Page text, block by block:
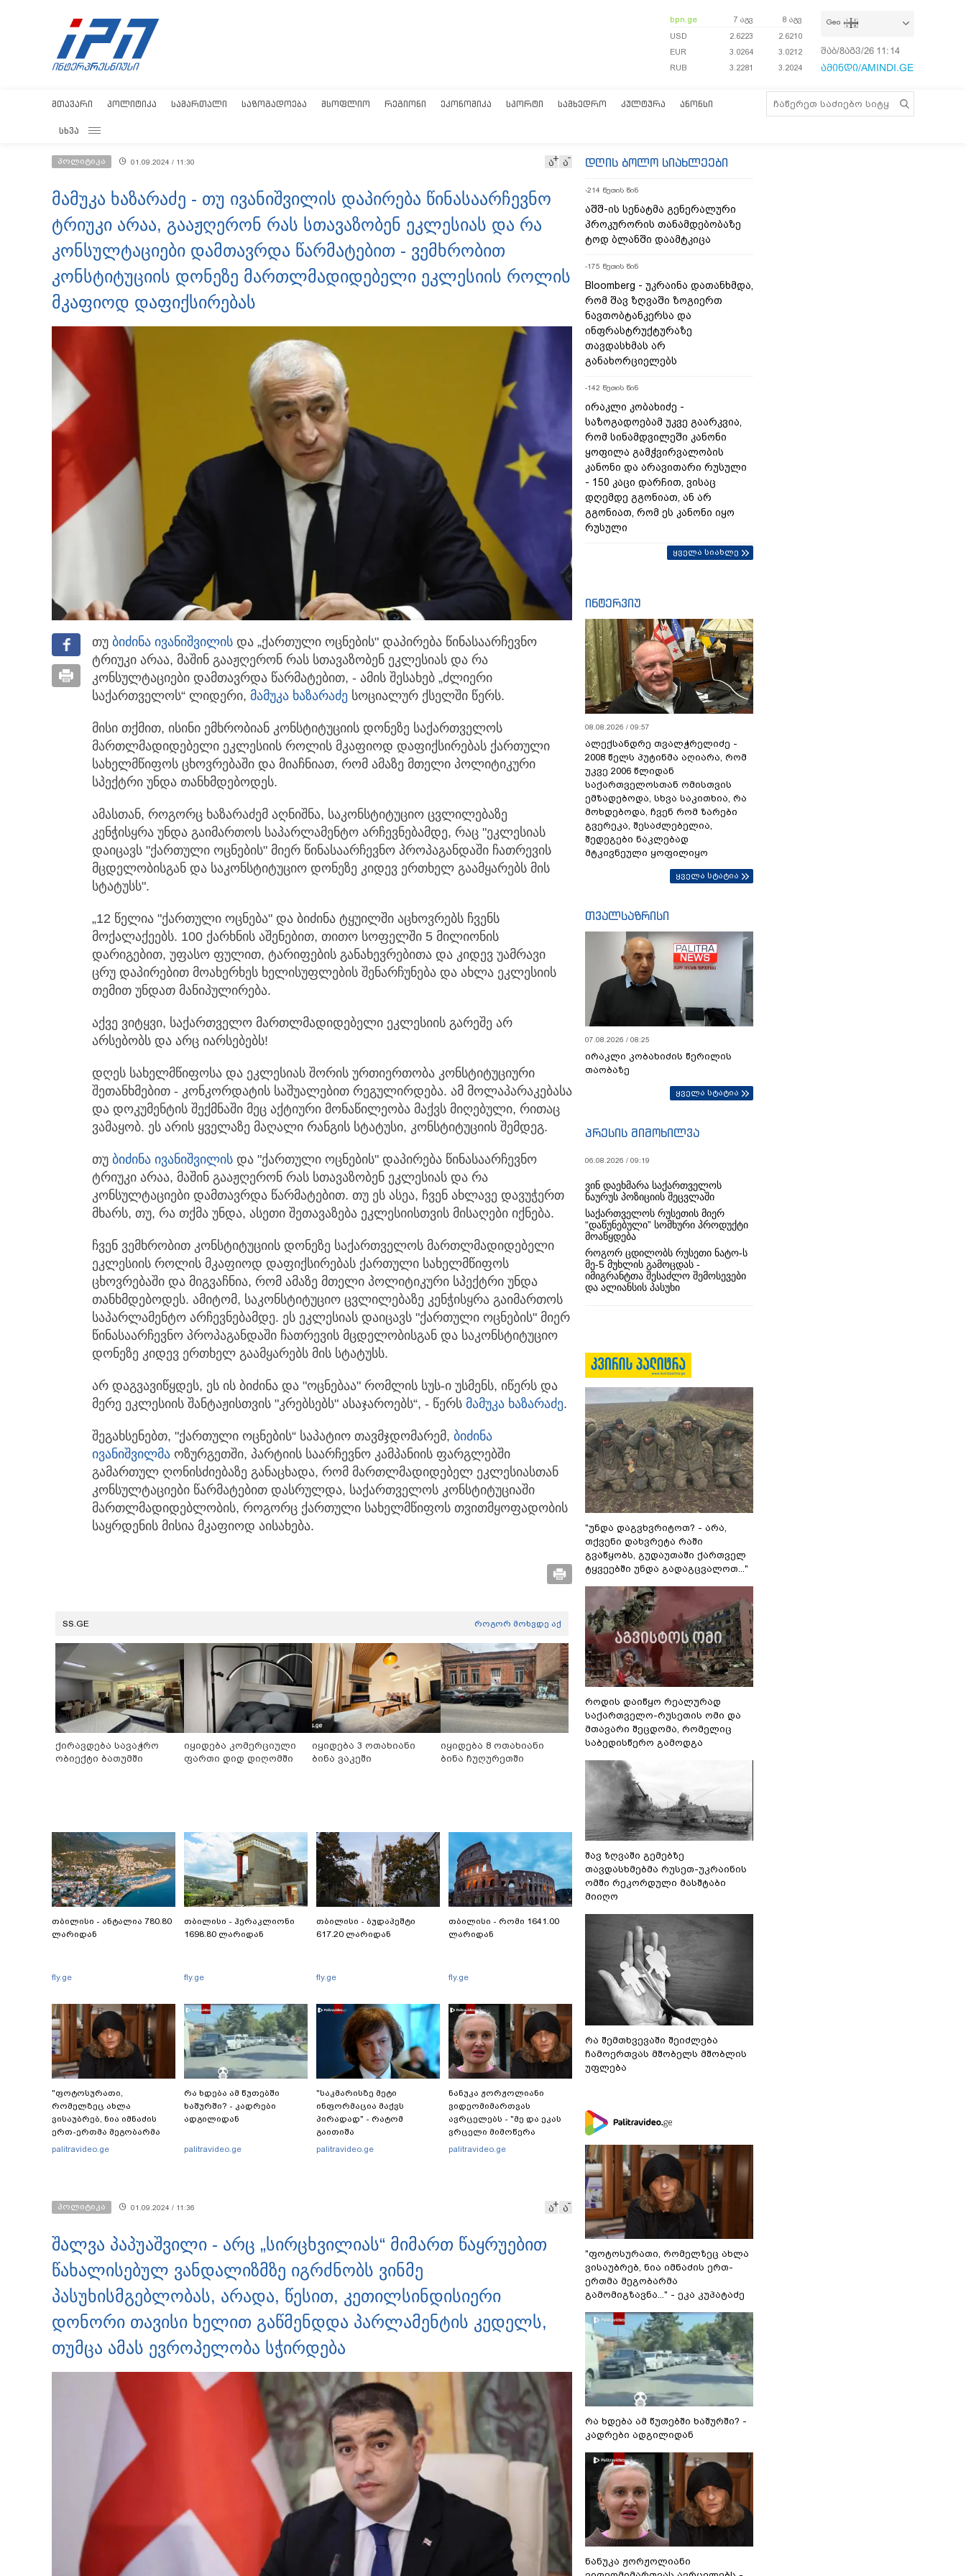
bpn.ge 7 აგვ
8 აგვ
USD
2.6223
2.6210
EUR
3.0264
3.0212
RUB
3.2281 3.2024
Geo
შაბ/8აგვ/26 11:14:30
ამინდი/AMINDI.GE
ᲛᲗᲐᲕᲐᲠᲘ ᲞᲝᲚᲘᲢᲘᲙᲐ ᲡᲐᲛᲐᲠᲗᲐᲚᲘ ᲡᲐᲖᲝᲒᲐᲓᲝᲔᲑᲐ ᲛᲡᲝᲤᲚᲘᲝ ᲠᲔᲒᲘᲝᲜᲘ ᲔᲙᲝᲜᲝᲛᲘᲙᲐ ᲡᲞᲝᲠᲢᲘ ᲡᲐᲛᲮᲔᲓᲠᲝ ᲙᲣᲚᲢᲣᲠᲐ ᲐᲜᲝᲜᲡᲘ
ᲡᲮᲕᲐ
პოლიტიკა 01.09.2024 / 11:30 ა ა
მამუკა ხაზარაძე - თუ ივანიშვილის დაპირება წინასაარჩევნო
ტრიუკი არაა, გააჟღერონ რას სთავაზობენ ეკლესიას და რა
კონსულტაციები დამთავრდა წარმატებით - ვემხრობით
კონსტიტუციის დონეზე მართლმადიდებელი ეკლესიის როლის
მკაფიოდ დაფიქსირებას
თუ ბიძინა ივანიშვილის და „ქართული ოცნების" დაპირება წინასაარჩევნო
ტრიუკი არაა, მაშინ გააჟღერონ რას სთავაზობენ ეკლესიას და რა
კონსულტაციები დამთავრდა წარმატებით, - ამის შესახებ „ძლიერი
საქართველოს“ ლიდერი, მამუკა ხაზარაძე სოციალურ ქსელში წერს.
მისი თქმით, ისინი ემხრობიან კონსტიტუციის დონეზე საქართველოს
მართლმადიდებელი ეკლესიის როლის მკაფიოდ დაფიქსირებას ქართული
სახელმწიფოს ცხოვრებაში და მიაჩნიათ, რომ ამაზე მთელი პოლიტიკური
სპექტრი უნდა თანხმდებოდეს.
ამასთან, როგორც ხაზარაძემ აღნიშნა, საკონსტიტუციო ცვლილებაზე
კენჭისყრა უნდა გაიმართოს საპარლამენტო არჩევნებამდე, რაც "ეკლესიას
დაიცავს "ქართული ოცნების" მიერ წინასაარჩევნო პროპაგანდაში ჩათრევის
მცდელობისგან და საკონსტიტუციო დონეზე კიდევ ერთხელ გაამყარებს მის
სტატუსს".
„12 წელია "ქართული ოცნება" და ბიძინა ტყუილში აცხოვრებს ჩვენს
მოქალაქეებს. 100 ქარხნის აშენებით, თითო სოფელში 5 მილიონის
დარიგებით, უფასო ფულით, ტარიფების განახევრებითა და კიდევ უამრავი
ცრუ დაპირებით მოახერხეს ხელისუფლების შენარჩუნება და ახლა ეკლესიის
თემით უნდათ მანიპულირება.
აქვე ვიტყვი, საქართველო მართლმადიდებელი ეკლესიის გარეშე არ
არსებობს და არც იარსებებს!
დღეს სახელმწიფოსა და ეკლესიას შორის ურთიერთობა კონსტიტუციური
შეთანხმებით - კონკორდატის საშუალებით რეგულირდება. ამ მოლაპარაკებასა
და დოკუმენტის შექმნაში მეც აქტიური მონაწილეობა მაქვს მიღებული, რითაც
ვამაყობ. ეს არის ყველაზე მაღალი რანგის სტატუსი, კონსტიტუციის შემდეგ.
თუ ბიძინა ივანიშვილის და "ქართული ოცნების" დაპირება წინასაარჩევნო
ტრიუკი არაა, მაშინ გააჟღერონ რას სთავაზობენ ეკლესიას და რა
კონსულტაციები დამთავრდა წარმატებით. თუ ეს ასეა, ჩვენ ახლავე დავუჭერთ
მხარს, თუ, რა თქმა უნდა, ასეთი შეთავაზება ეკლესიისთვის მისაღები იქნება.
ჩვენ ვემხრობით კონსტიტუციის დონეზე საქართველოს მართლმადიდებელი
ეკლესიის როლის მკაფიოდ დაფიქსირებას ქართული სახელმწიფოს
ცხოვრებაში და მიგვაჩნია, რომ ამაზე მთელი პოლიტიკური სპექტრი უნდა
თანხმდებოდეს. ამიტომ, საკონსტიტუციო ცვლილებაზე კენჭისყრა გაიმართოს
საპარლამენტო არჩევნებამდე. ეს ეკლესიას დაიცავს "ქართული ოცნების" მიერ
წინასაარჩევნო პროპაგანდაში ჩათრევის მცდელობისგან და საკონსტიტუციო
დონეზე კიდევ ერთხელ გაამყარებს მის სტატუსს.
არ დაგვავიწყდეს, ეს ის ბიძინა და "ოცნებაა" რომლის სუს-ი უსმენს, იწერს და
მერე ეკლესიის შანტაჟისთვის "კრებსებს" ასაჯაროებს“, - წერს მამუკა ხაზარაძე.
შეგახსენებთ, "ქართული ოცნების“ საპატიო თავმჯდომარემ, ბიძინა
ივანიშვილმა ოზურგეთში, პარტიის საარჩევნო კამპანიის ფარგლებში
გამართულ ღონისძიებაზე განაცხადა, რომ მართლმადიდებელ ეკლესიასთან
კონსულტაციები წარმატებით დასრულდა, საქართველოს კონსტიტუციაში
მართლმადიდებლობის, როგორც ქართული სახელმწიფოს თვითმყოფადობის
საყრდენის მისია მკაფიოდ აისახება.
SS.GE როგორ მოხვდე აქ
ქირავდება სავაჭრო
ობიექტი ბათუმში
იყიდება კომერციული
ფართი დიდ დიღომში
იყიდება 3 ოთახიანი
ბინა ვაკეში
იყიდება 8 ოთახიანი
ბინა ჩუღურეთში
თბილისი - ანტალია 780.80
ლარიდან
fly.ge
თბილისი - ჰერაკლიონი
1698.80 ლარიდან
fly.ge
თბილისი - ბუდაპეშტი
617.20 ლარიდან
fly.ge
თბილისი - რომი 1641.00
ლარიდან
fly.ge
"ფოტოსურათი,
რომელზეც ახლა
ვისაუბრებ, ნია იმნაძის
ერთ-ერთმა მეგობარმა
გამომიგზავნა..." - ეკა
palitravideo.ge
რა ხდება ამ წუთებში
ხაშურში? - კადრები
ადგილიდან
palitravideo.ge
"საკმარისზე მეტი
ინფორმაცია მაქვს
პირადად" - რატომ
გაითიშა
ელექტროენერგია
palitravideo.ge
ნანუკა ჟორჟოლიანი
ვიდეომიმართვას
ავრცელებს - "მე და ეკას
ვრცელი მიმოწერა
გვქონდა"
palitravideo.ge
პოლიტიკა 01.09.2024 / 11:36 ა ა
შალვა პაპუაშვილი - არც „სირცხვილიას“ მიმართ წაყრუებით
წახალისებულ ვანდალიზმზე იგრძნობს ვინმე
პასუხისმგებლობას, არადა, წესით, კეთილსინდისიერი
დონორი თავისი ხელით გაწმენდდა პარლამენტის კედელს,
თუმცა ამას ევროპელობა სჭირდება
დღის ბოლო სიახლეები
-214 წუთის წინ
აშშ-ის სენატმა გენერალური
პროკურორის თანამდებობაზე
ტოდ ბლანში დაამტკიცა
-175 წუთის წინ
Bloomberg - უკრაინა დათანხმდა,
რომ შავ ზღვაში ზოგიერთ
ნავთობტანკერსა და
ინფრასტრუქტურაზე
თავდასხმას არ
განახორციელებს
-142 წუთის წინ
ირაკლი კობახიძე -
საზოგადოებამ უკვე გაარკვია,
რომ სინამდვილეში კანონი
ყოფილა გამჭვირვალობის
კანონი და არავითარი რუსული
- 150 კაცი დარჩით, ვისაც
დღემდე გგონიათ, ან არ
გგონიათ, რომ ეს კანონი იყო
რუსული
ყველა სიახლე
ინტერვიუ
08.08.2026 / 09:57
ალექსანდრე თვალჭრელიძე -
2008 წელს პუტინმა აღიარა, რომ
უკვე 2006 წლიდან
საქართველოსთან ომისთვის
ემზადებოდა, სხვა საკითხია, რა
მოხდებოდა, ჩვენ რომ ზარები
გვერეკა, შესაძლებელია,
შედეგები ნაკლებად
მტკივნეული ყოფილიყო
ყველა სტატია
თვალსაზრისი
07.08.2026 / 08:25
ირაკლი კობახიძის წერილის
თაობაზე
ყველა სტატია
პრესის მიმოხილვა
06.08.2026 / 09:19
ვინ დაეხმარა საქართველოს
ნაურუს პოზიციის შეცვლაში
საქართველოს რუსეთის მიერ
“დაწუნებული” სომხური პროდუქტი
მოაწყდება
როგორ ცდილობს რუსეთი ნატო-ს
მე-5 მუხლის გამოცდას -
იმიგრანტთა შესაძლო შემოსევები
და ალიანსის პასუხი
"უნდა დაგვხვრიტოთ? - არა,
თქვენი დახვრეტა რაში
გვაწყობს, გუდაუთაში ქართველ
ტყვეებში უნდა გადაგცვალოთ..."
როდის დაიწყო რეალურად
საქართველო-რუსეთის ომი და
მთავარი შეცდომა, რომელიც
საბედისწერო გამოდგა
შავ ზღვაში გემებზე
თავდასხმებმა რუსეთ-უკრაინის
ომში რეკორდული მასშტაბი
მიიღო
რა შემთხვევაში შეიძლება
ჩამოერთვას მშობელს მშობლის
უფლება
"ფოტოსურათი, რომელზეც ახლა
ვისაუბრებ, ნია იმნაძის ერთ-
ერთმა მეგობარმა
გამომიგზავნა..." - ეკა კუპატაძე
რა ხდება ამ წუთებში ხაშურში? -
კადრები ადგილიდან
ნანუკა ჟორჟოლიანი